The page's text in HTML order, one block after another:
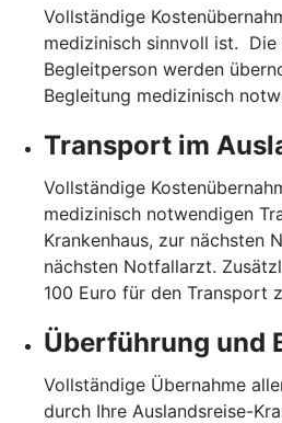
Vollständige
medizinisch sinnvoll ist. Die
Begleitperson werden
Begleitung medizinisch
Transport im
Vollständige
medizinisch notwendigen
Krankenhaus, zur nächsten
nächsten Notfallarzt.
100 Euro für den Transport
Überführung und
Vollständige Übernahme
durch Ihre Auslandsreise-